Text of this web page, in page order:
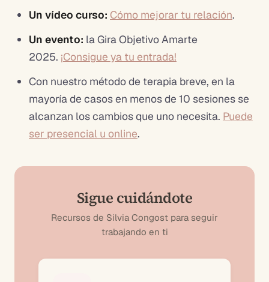
Un vídeo curso: Cómo mejorar tu relación.
Un evento: la Gira Objetivo Amarte
2025. ¡Consigue ya tu entrada!
Con nuestro método de terapia breve, en la
mayoría de casos en menos de 10 sesiones se
alcanzan los cambios que uno necesita. Puede
ser presencial u online.
Sigue cuidándote
Recursos de Silvia Congost para seguir
trabajando en ti